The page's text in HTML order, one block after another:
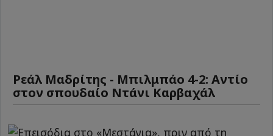
Ρεάλ Μαδρίτης - Μπιλμπάο 4-2: Αντίο
στον σπουδαίο Ντάνι Καρβαχάλ